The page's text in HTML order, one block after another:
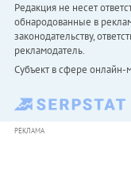
Редакция не несет
обнародованные в
законодательству,
рекламодатель.
Субъект в сфере
РЕКЛАМА